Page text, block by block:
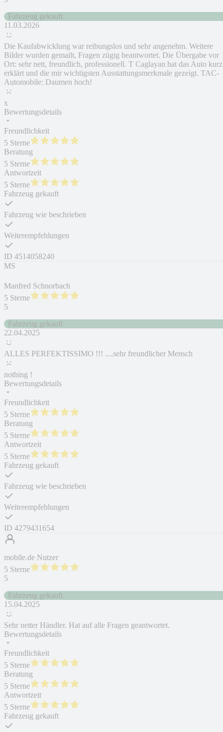
Fahrzeug gekauft
11.03.2026
Die Kaufabwicklung war reibungslos und sehr angenehm. Weitere
Bilder wurden gemailt, Fragen zügig beantwortet. Die Übergabe vor
Ort: sehr nett, freundlich, professionell. T Caglayan hat das Auto kurz
erklärt und die mir wichtigsten Ausstattungsmerkmale gezeigt. TAC-
Automobile: Daumen hoch!
x
Bewertungsdetails
Freundlichkeit
5 Sterne
Beratung
5 Sterne
Antwortzeit
5 Sterne
Fahrzeug gekauft
Fahrzeug wie beschrieben
Weiterempfehlungen
ID 4514058240
MS
Manfred Schnorbach
5 Sterne
5
Fahrzeug gekauft
22.04.2025
ALLES PERFEKTISSIMO !!! ....sehr freundlicher Mensch
nothing !
Bewertungsdetails
Freundlichkeit
5 Sterne
Beratung
5 Sterne
Antwortzeit
5 Sterne
Fahrzeug gekauft
Fahrzeug wie beschrieben
Weiterempfehlungen
ID 4279431654
mobile.de Nutzer
5 Sterne
5
Fahrzeug gekauft
15.04.2025
Sehr netter Händler. Hat auf alle Fragen geantwortet.
Bewertungsdetails
Freundlichkeit
5 Sterne
Beratung
5 Sterne
Antwortzeit
5 Sterne
Fahrzeug gekauft